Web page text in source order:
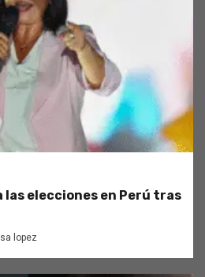
las elecciones en Perú tras
lopez